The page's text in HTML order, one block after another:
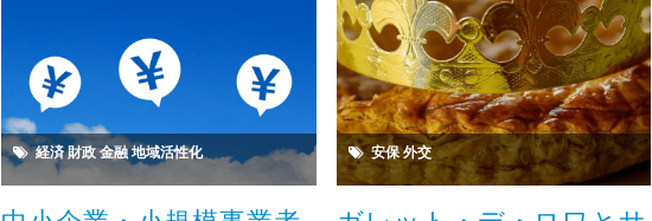
経済 財政 金融 地域活性化 安保 外交